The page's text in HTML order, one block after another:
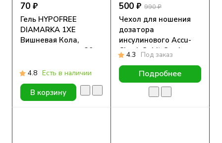
70 ₽
Гель HYPOFREE
DIAMARKA 1ХЕ
Вишневая Кола,
мягкая упаковка, 30мл
4.8 Есть в наличии
В корзину
500 ₽ 990 ₽
Чехол для ношения
дозатора
инсулинового Accu-
Check Spirit Combo на
ноге белый, S, M, L
4.3 Под заказ
Подробнее